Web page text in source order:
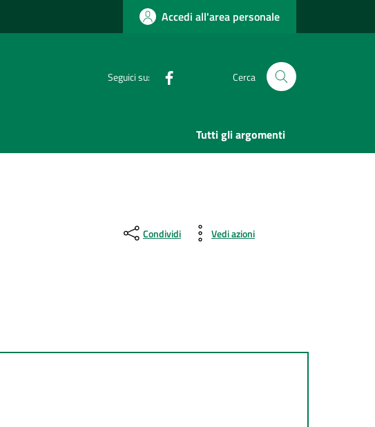
Accedi all'area personale
Seguici su: Cerca
Tutti gli argomenti
Condividi Vedi azioni